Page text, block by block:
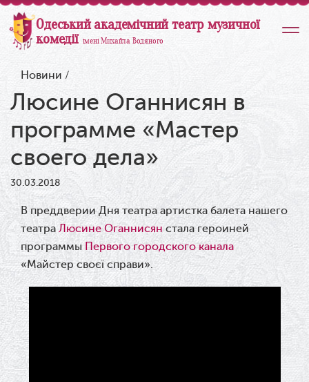
Одеський академічний театр музичної
комедії імені Михайла Водяного
Новини /
Люсине Оганнисян в
программе «Мастер
своего дела»
30.03.2018
В преддверии Дня театра артистка балета нашего
театра Люсине Оганнисянстала героиней
программы Первого городского канала
«Майстер своєї справи».